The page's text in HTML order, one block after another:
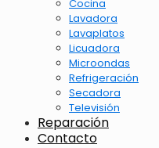
Cocina
Lavadora
Lavaplatos
Licuadora
Microondas
Refrigeración
Secadora
Televisión
Reparación
Contacto